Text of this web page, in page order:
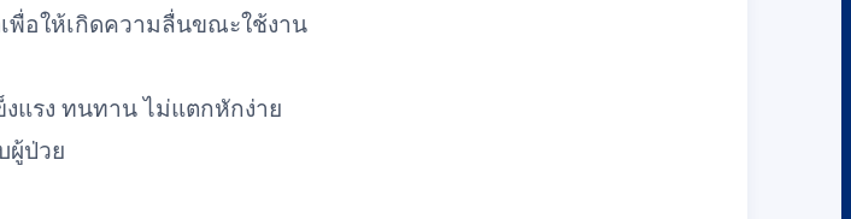
พื่อให้เกิดความลื่นขณะใช้งาน
งแรง ทนทาน ไม่แตกหักง่าย
ผู้ป่วย